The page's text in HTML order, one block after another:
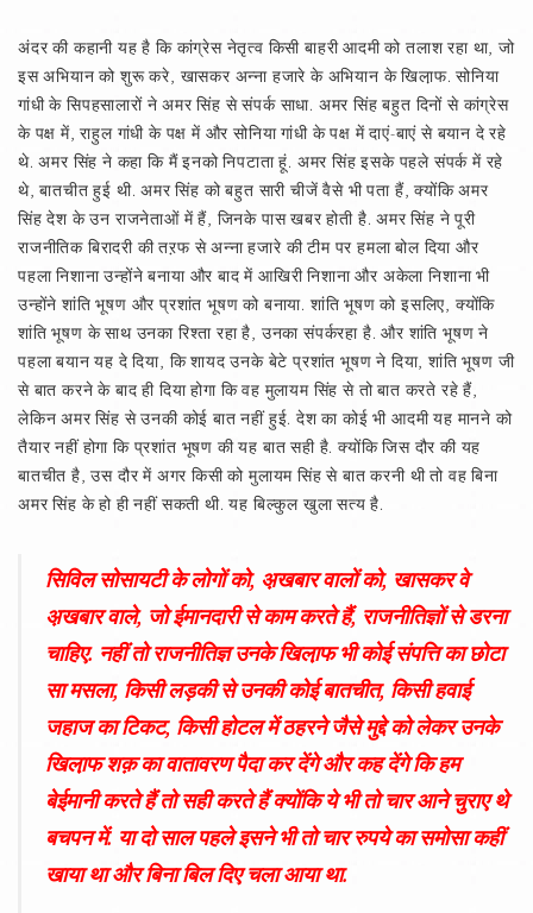
अंदर की कहानी यह है कि कांग्रेस नेतृत्व किसी बाहरी आदमी को तलाश रहा था, जो
इस अभियान को शुरू करे, खासकर अन्ना हजारे के अभियान के खिला़फ. सोनिया
गांधी के सिपहसालारों ने अमर सिंह से संपर्क साधा. अमर सिंह बहुत दिनों से कांग्रेस
के पक्ष में, राहुल गांधी के पक्ष में और सोनिया गांधी के पक्ष में दाएं-बाएं से बयान दे रहे
थे. अमर सिंह ने कहा कि मैं इनको निपटाता हूं. अमर सिंह इसके पहले संपर्क में रहे
थे, बातचीत हुई थी. अमर सिंह को बहुत सारी चीजें वैसे भी पता हैं, क्योंकि अमर
सिंह देश के उन राजनेताओं में हैं, जिनके पास खबर होती है. अमर सिंह ने पूरी
राजनीतिक बिरादरी की तऱफ से अन्ना हजारे की टीम पर हमला बोल दिया और
पहला निशाना उन्होंने बनाया और बाद में आखिरी निशाना और अकेला निशाना भी
उन्होंने शांति भूषण और प्रशांत भूषण को बनाया. शांति भूषण को इसलिए, क्योंकि
शांति भूषण के साथ उनका रिश्ता रहा है, उनका संपर्करहा है. और शांति भूषण ने
पहला बयान यह दे दिया, कि शायद उनके बेटे प्रशांत भूषण ने दिया, शांति भूषण जी
से बात करने के बाद ही दिया होगा कि वह मुलायम सिंह से तो बात करते रहे हैं,
लेकिन अमर सिंह से उनकी कोई बात नहीं हुई. देश का कोई भी आदमी यह मानने को
तैयार नहीं होगा कि प्रशांत भूषण की यह बात सही है. क्योंकि जिस दौर की यह
बातचीत है, उस दौर में अगर किसी को मुलायम सिंह से बात करनी थी तो वह बिना
अमर सिंह के हो ही नहीं सकती थी. यह बिल्कुल खुला सत्य है.
सिविल सोसायटी के लोगों को, अ़खबार वालों को, खासकर वे
अ़खबार वाले, जो ईमानदारी से काम करते हैं, राजनीतिज्ञों से डरना
चाहिए. नहीं तो राजनीतिज्ञ उनके खिला़फ भी कोई संपत्ति का छोटा
सा मसला, किसी लड़की से उनकी कोई बातचीत, किसी हवाई
जहाज का टिकट, किसी होटल में ठहरने जैसे मुद्दे को लेकर उनके
खिला़फ शक़ का वातावरण पैदा कर देंगे और कह देंगे कि हम
बेईमानी करते हैं तो सही करते हैं क्योंकि ये भी तो चार आने चुराए थे
बचपन में. या दो साल पहले इसने भी तो चार रुपये का समोसा कहीं
खाया था और बिना बिल दिए चला आया था.